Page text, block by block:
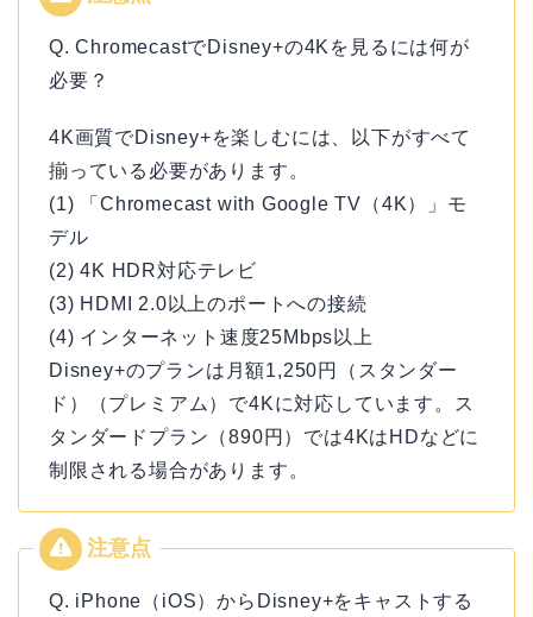
Q. ChromecastでDisney+の4Kを見るには何が
必要？
4K画質でDisney+を楽しむには、以下がすべて
揃っている必要があります。
(1) 「Chromecast with Google TV（4K）」モ
デル
(2) 4K HDR対応テレビ
(3) HDMI 2.0以上のポートへの接続
(4) インターネット速度25Mbps以上
Disney+のプランは月額1,250円（スタンダー
ド）（プレミアム）で4Kに対応しています。ス
タンダードプラン（890円）では4KはHDなどに
制限される場合があります。
Q. iPhone（iOS）からDisney+をキャストする